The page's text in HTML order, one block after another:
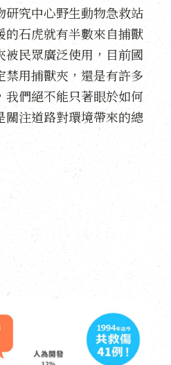
研究中心野生動物急救站
的石虎就有半數來自捕獸
被民眾廣泛使用，目前國
禁用捕獸夾，還是有許多
我們絕不能只著眼於如何
關注道路對環境帶來的總